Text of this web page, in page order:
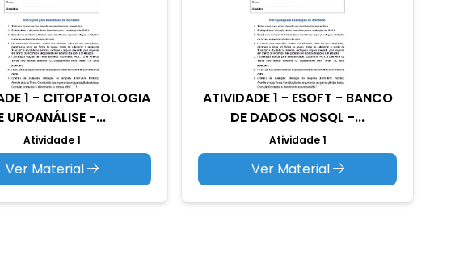
1 - CITOPATOLOGIA
UROANÁLISE -...
Atividade 1
Ver Material
ATIVIDADE 1 - ESOFT - BANCO
DE DADOS NOSQL -...
Atividade 1
Ver Material